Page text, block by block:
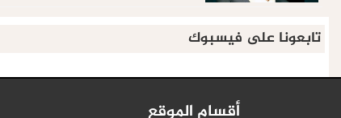
تابعونا على فيسبوك
أقسام الموقع